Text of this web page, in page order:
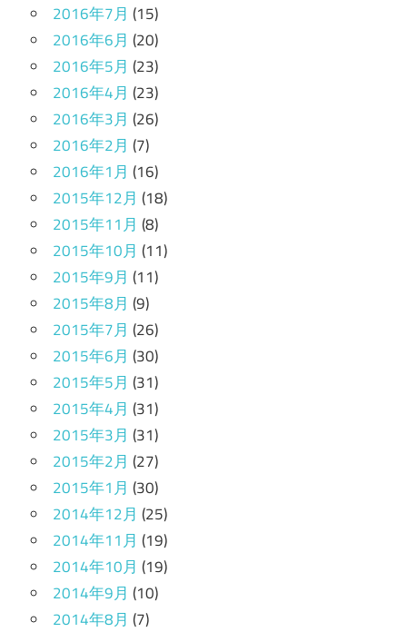
2016年7月 (15)
2016年6月 (20)
2016年5月 (23)
2016年4月 (23)
2016年3月 (26)
2016年2月 (7)
2016年1月 (16)
2015年12月 (18)
2015年11月 (8)
2015年10月 (11)
2015年9月 (11)
2015年8月 (9)
2015年7月 (26)
2015年6月 (30)
2015年5月 (31)
2015年4月 (31)
2015年3月 (31)
2015年2月 (27)
2015年1月 (30)
2014年12月 (25)
2014年11月 (19)
2014年10月 (19)
2014年9月 (10)
2014年8月 (7)